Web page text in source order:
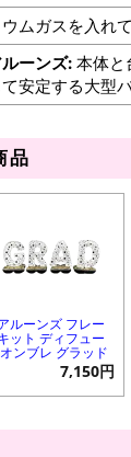
ムガスを入れ
ーンズ:本体と
安定する大型
品
ルーンズ フレー
ット ディフュー
ンブレ グラッド
7,150円